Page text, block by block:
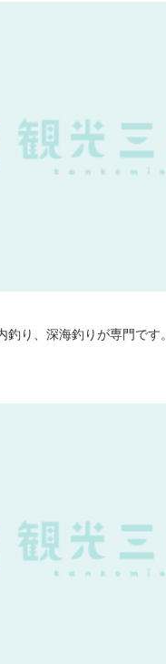
り、深海釣りが専門です。